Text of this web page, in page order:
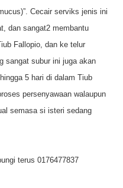
Cecair serviks jenis ini
dan sangat2 membantu
Fallopio, dan ke telur
sangat subur ini juga akan
5 hari di dalam Tiub
persenyawaan walaupun
semasa si isteri sedang
terus 0176477837